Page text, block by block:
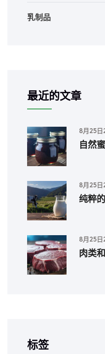
乳制品
最近的文章
8月25
自然
8月25
纯粹
8月25
肉类
标签